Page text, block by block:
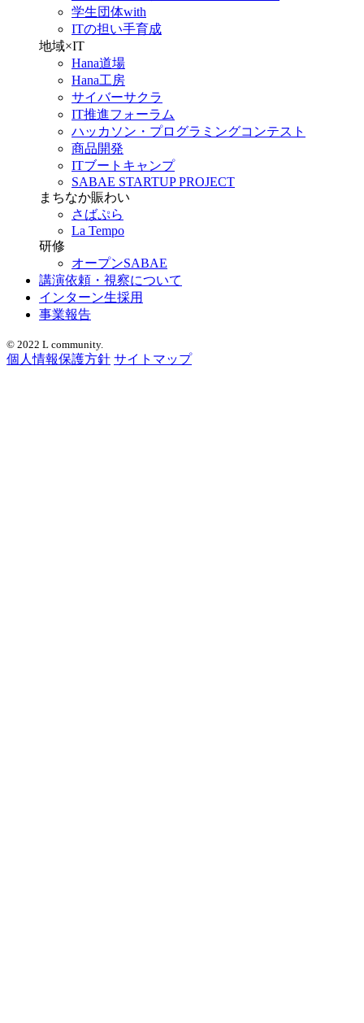
学生団体with
ITの担い手育成
地域×IT
Hana道場
Hana工房
サイバーサクラ
IT推進フォーラム
ハッカソン・プログラミングコンテスト
商品開発
ITブートキャンプ
SABAE STARTUP PROJECT
まちなか賑わい
さばぷら
La Tempo
研修
オープンSABAE
講演依頼・視察について
インターン生採用
事業報告
© 2022 L community.
個人情報保護方針 サイトマップ